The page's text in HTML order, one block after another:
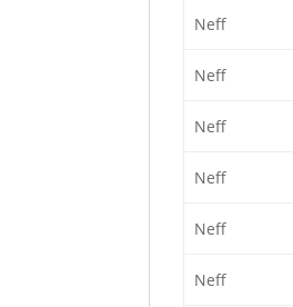
Neff
Neff
Neff
Neff
Neff
Neff